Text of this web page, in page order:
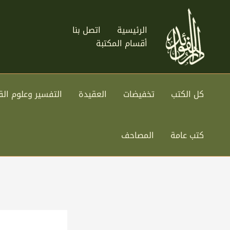
الرئيسية
اتصل بنا
أقسام المكتبة
كل الكتب تخفيضات العقيدة التفسير وعلوم
كتب عامة المصاحف